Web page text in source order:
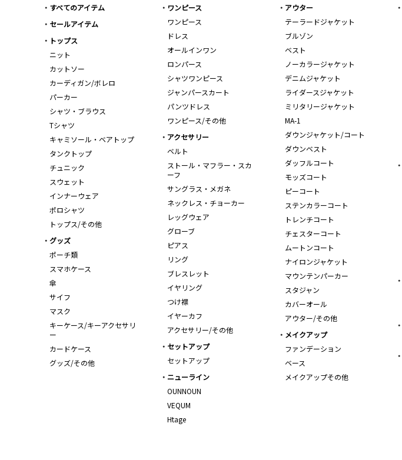
すべてのアイテム
セールアイテム
トップス
ニット
カットソー
カーディガン/ボレロ
パーカー
シャツ・ブラウス
Tシャツ
キャミソール・ベアトップ
タンクトップ
チュニック
スウェット
インナーウェア
ポロシャツ
トップス/その他
ワンピース
ワンピース
ドレス
オールインワン
ロンパース
シャツワンピース
ジャンパースカート
パンツドレス
ワンピース/その他
アウター
テーラードジャケット
ブルゾン
ベスト
ノーカラージャケット
デニムジャケット
ライダースジャケット
ミリタリージャケット
MA-1
ダウンジャケット/コート
ダウンベスト
ダッフルコート
モッズコート
ピーコート
ステンカラーコート
トレンチコート
チェスターコート
ムートンコート
ナイロンジャケット
マウンテンパーカー
スタジャン
カバーオール
アウター/その他
アクセサリー
ベルト
ストール・マフラー・スカ
ーフ
サングラス・メガネ
ネックレス・チョーカー
レッグウェア
グローブ
ピアス
リング
ブレスレット
イヤリング
つけ襟
イヤーカフ
アクセサリー/その他
グッズ
ポーチ類
スマホケース
傘
サイフ
マスク
キーケース/キーアクセサリ
ー
カードケース
グッズ/その他
メイクアップ
ファンデーション
ベース
メイクアップその他
セットアップ
セットアップ
ニューライン
OUNNOUN
VEQUM
Htage